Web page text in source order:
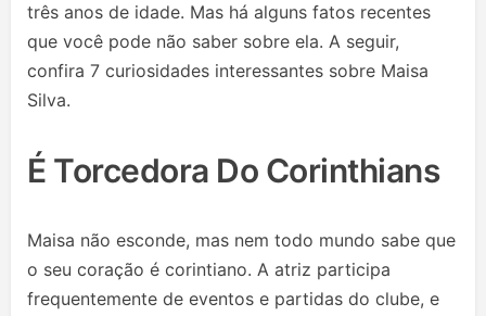
três anos de idade. Mas há alguns fatos recentes
que você pode não saber sobre ela. A seguir,
confira 7 curiosidades interessantes sobre Maisa
Silva.
É Torcedora Do Corinthians
Maisa não esconde, mas nem todo mundo sabe que
o seu coração é corintiano. A atriz participa
frequentemente de eventos e partidas do clube, e